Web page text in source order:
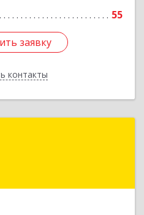
55
заявку
контакты
заявку
обл, Екатеринбург г,